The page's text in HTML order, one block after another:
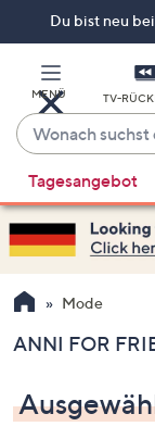
Du bist neu
MENÜ TV-
Wonach
suchst
du
heute?
Vorschläge
verfügbar
sind,
verwenden
Sie
Pfeiltasten
oben
und
Tagesangebot
Mode
ANNI FOR